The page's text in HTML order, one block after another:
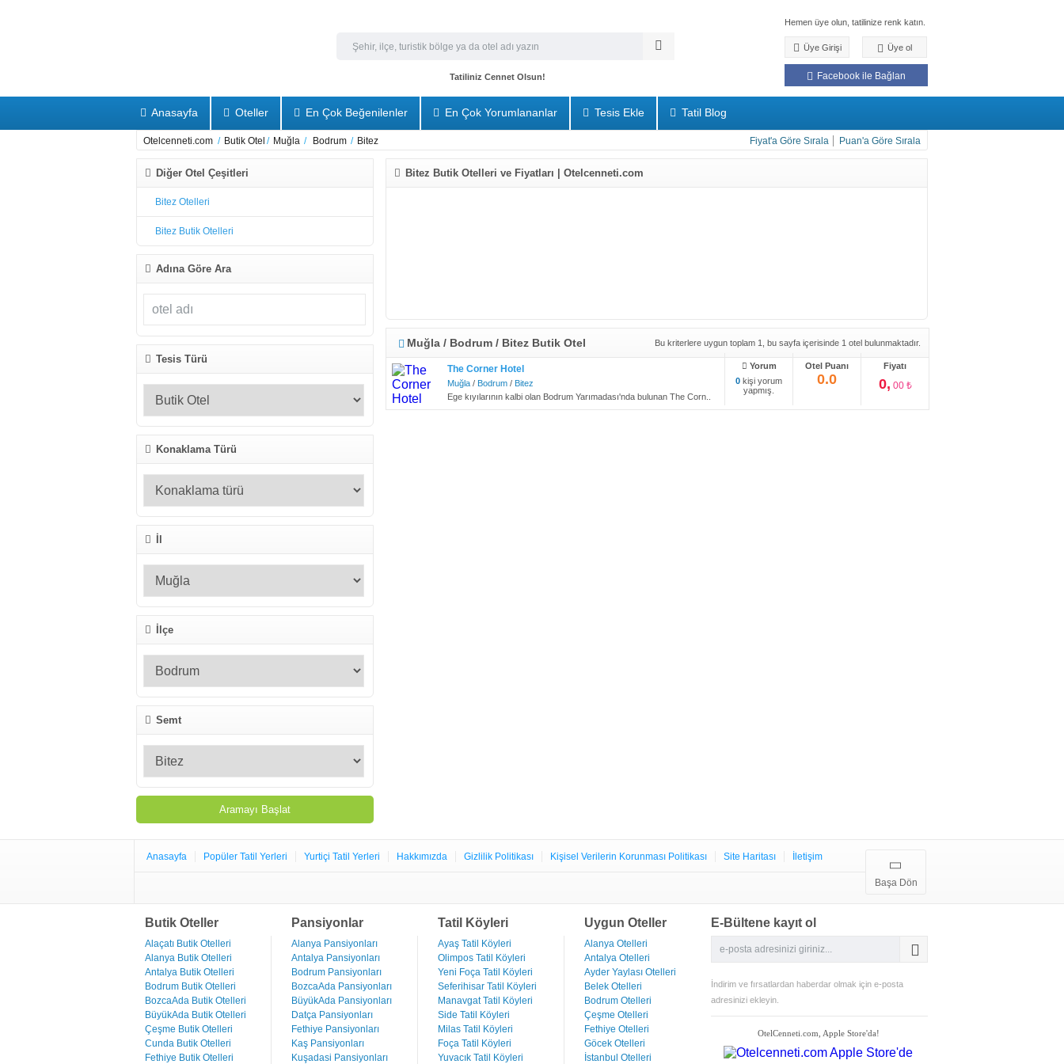
Tatiliniz Cennet Olsun!
Hemen üye olun, tatilinize renk katın.
Üye Girişi Üye ol
Facebook ile Bağlan
Anasayfa Oteller En Çok Beğenilenler En Çok Yorumlananlar Tesis Ekle Tatil Blog
Otelcenneti.com / Butik Otel / Muğla / Bodrum / Bitez Fiyat'a Göre Sırala Puan'a Göre Sırala
Diğer Otel Çeşitleri
Bitez Otelleri
Bitez Butik Otelleri
Adına Göre Ara
Tesis Türü
Konaklama Türü
İlçe
Semt
Bitez Butik Otelleri ve Fiyatları | Otelcenneti.com
Muğla / Bodrum / Bitez Butik Otel Bu kriterlere uygun toplam 1, bu sayfa içerisinde 1 otel bulunmaktadır.
The Corner Hotel
Muğla / Bodrum / Bitez
Ege kıyılarının kalbi olan Bodrum Yarımadası'nda bulunan The Corn..
Fiyatı
0, 00 ₺
Otel Puanı
0.0
Yorum
0 kişi yorum
yapmış.
Anasayfa Popüler Tatil Yerleri Yurtiçi Tatil Yerleri Hakkımızda Gizlilik Politikası Kişisel Verilerin Korunması Politikası Site Haritası İletişim
Başa Dön
Butik Oteller
Alaçatı Butik Otelleri
Alanya Butik Otelleri
Antalya Butik Otelleri
Bodrum Butik Otelleri
BozcaAda Butik Otelleri
BüyükAda Butik Otelleri
Çeşme Butik Otelleri
Cunda Butik Otelleri
Fethiye Butik Otelleri
Pansiyonlar
Alanya Pansiyonları
Antalya Pansiyonları
Bodrum Pansiyonları
BozcaAda Pansiyonları
BüyükAda Pansiyonları
Datça Pansiyonları
Fethiye Pansiyonları
Kaş Pansiyonları
Kuşadasi Pansiyonları
Tatil Köyleri
Ayaş Tatil Köyleri
Olimpos Tatil Köyleri
Yeni Foça Tatil Köyleri
Seferihisar Tatil Köyleri
Manavgat Tatil Köyleri
Side Tatil Köyleri
Milas Tatil Köyleri
Foça Tatil Köyleri
Yuvacık Tatil Köyleri
Uygun Oteller
Alanya Otelleri
Antalya Otelleri
Ayder Yaylası Otelleri
Belek Otelleri
Bodrum Otelleri
Çeşme Otelleri
Fethiye Otelleri
Göcek Otelleri
İstanbul Otelleri
E-Bültene kayıt ol
İndirim ve fırsatlardan haberdar olmak için e-posta
adresinizi ekleyin.
OtelCenneti.com, Apple Store'da!